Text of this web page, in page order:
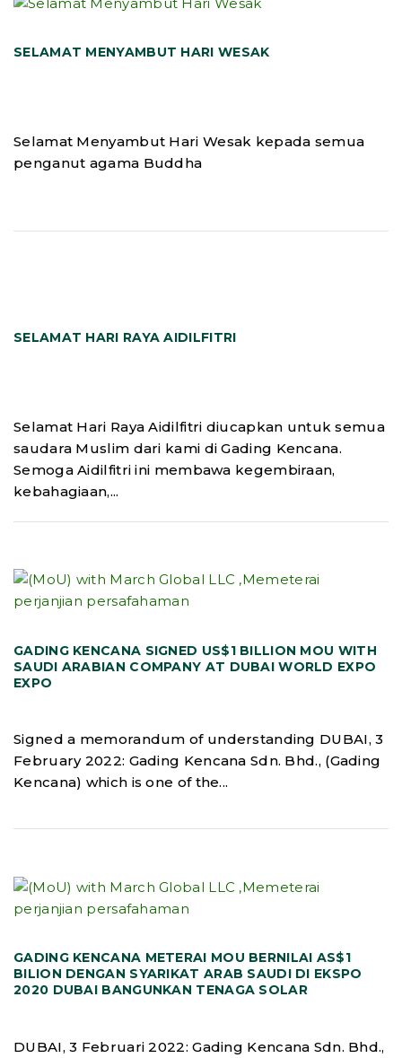
SELAMAT MENYAMBUT HARI WESAK
Selamat Menyambut Hari Wesak kepada semua
penganut agama Buddha
SELAMAT HARI RAYA AIDILFITRI
Selamat Hari Raya Aidilfitri diucapkan untuk semua
saudara Muslim dari kami di Gading Kencana.
Semoga Aidilfitri ini membawa kegembiraan,
kebahagiaan,...
GADING KENCANA SIGNED US$1 BILLION MOU WITH
SAUDI ARABIAN COMPANY AT DUBAI WORLD EXPO
EXPO
Signed a memorandum of understanding DUBAI, 3
February 2022: Gading Kencana Sdn. Bhd., (Gading
Kencana) which is one of the...
GADING KENCANA METERAI MOU BERNILAI AS$1
BILION DENGAN SYARIKAT ARAB SAUDI DI EKSPO
2020 DUBAI BANGUNKAN TENAGA SOLAR
DUBAI, 3 Februari 2022: Gading Kencana Sdn. Bhd.,